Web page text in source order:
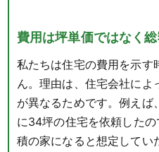
費用は坪単価ではなく
私たちは住宅の費用を示す
ん。理由は、住宅会社によ
が異なるためです。例え
に34坪の住宅を依頼した
積の家になると想定してい